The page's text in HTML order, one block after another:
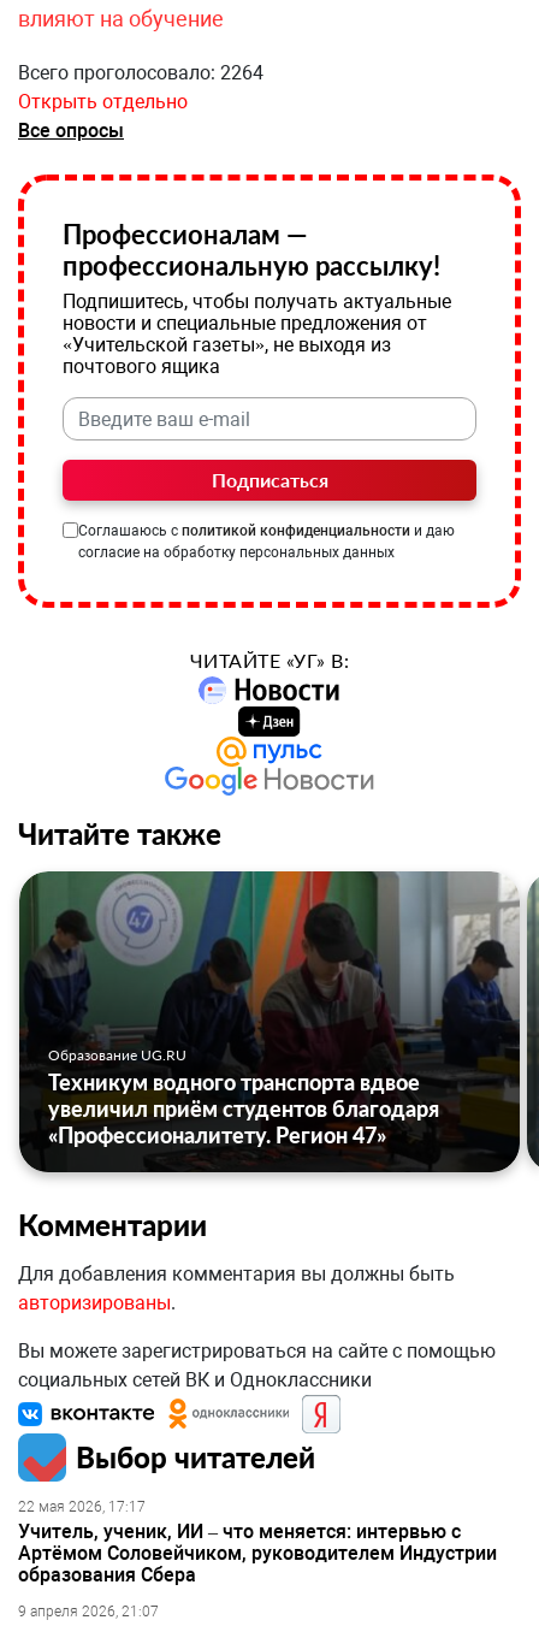
влияют на обучение
Всего проголосовало: 2264
Открыть отдельно
Все опросы
Профессионалам —
профессиональную рассылку!
Подпишитесь, чтобы получать актуальные
новости и специальные предложения от
«Учительской газеты», не выходя из
почтового ящика
Подписаться
Соглашаюсь с политикой конфиденциальности и даю
согласие на обработку персональных данных
ЧИТАЙТЕ «УГ» В:
Читайте также
Образование UG.RU
Техникум водного транспорта вдвое
увеличил приём студентов благодаря
«Профессионалитету. Регион 47»
Комментарии
Для добавления комментария вы должны быть
авторизированы.
Вы можете зарегистрироваться на сайте с помощью
социальных сетей ВК и Одноклассники
Выбор читателей
22 мая 2026, 17:17
Учитель, ученик, ИИ – что меняется: интервью с
Артёмом Соловейчиком, руководителем Индустрии
образования Сбера
9 апреля 2026, 21:07